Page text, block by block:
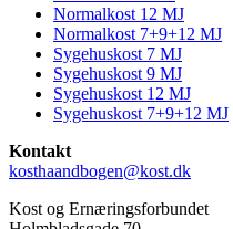
Normalkost 12 MJ
Normalkost 7+9+12 MJ
Sygehuskost 7 MJ
Sygehuskost 9 MJ
Sygehuskost 12 MJ
Sygehuskost 7+9+12 MJ
Kontakt
kosthaandbogen@kost.dk
Kost og Ernæringsforbundet